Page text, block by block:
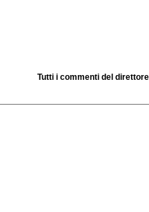
Tutti i commenti del direttore